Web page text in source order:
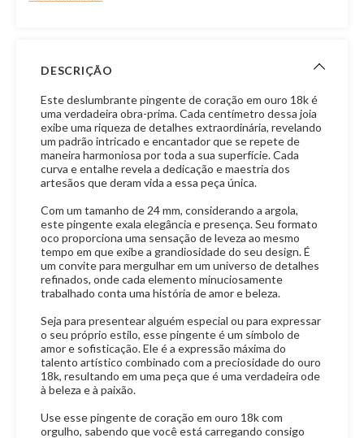
DESCRIÇÃO
Este deslumbrante pingente de coração em ouro 18k é
uma verdadeira obra-prima. Cada centímetro dessa joia
exibe uma riqueza de detalhes extraordinária, revelando
um padrão intricado e encantador que se repete de
maneira harmoniosa por toda a sua superfície. Cada
curva e entalhe revela a dedicação e maestria dos
artesãos que deram vida a essa peça única.
Com um tamanho de 24 mm, considerando a argola,
este pingente exala elegância e presença. Seu formato
oco proporciona uma sensação de leveza ao mesmo
tempo em que exibe a grandiosidade do seu design. É
um convite para mergulhar em um universo de detalhes
refinados, onde cada elemento minuciosamente
trabalhado conta uma história de amor e beleza.
Seja para presentear alguém especial ou para expressar
o seu próprio estilo, esse pingente é um símbolo de
amor e sofisticação. Ele é a expressão máxima do
talento artístico combinado com a preciosidade do ouro
18k, resultando em uma peça que é uma verdadeira ode
à beleza e à paixão.
Use esse pingente de coração em ouro 18k com
orgulho, sabendo que você está carregando consigo